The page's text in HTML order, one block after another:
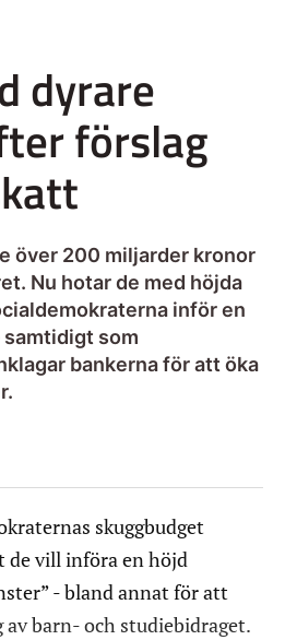
dyrare
förslag
över 200 miljarder kronor
Nu hotar de med höjda
inför en
som
bankerna för att öka
skuggbudget
de vill införa en höjd
- bland annat för att
barn- och studiebidraget.